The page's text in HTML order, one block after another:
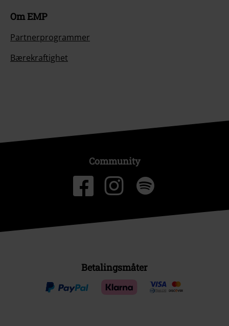
Om EMP
Partnerprogrammer
Bærekraftighet
Community
Betalingsmåter